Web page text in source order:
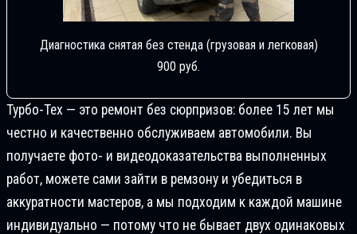
Диагностика снятая без стенда (грузовая и легковая)
900 руб.
Турбо-Тех — это ремонт без сюрпризов: более 15 лет мы
честно и качественно обслуживаем автомобили. Вы
получаете фото- и видеодоказательства выполненных
работ, можете сами зайти в ремзону и убедиться в
аккуратности мастеров, а мы подходим к каждой машине
индивидуально — потому что не бывает двух одинаковых